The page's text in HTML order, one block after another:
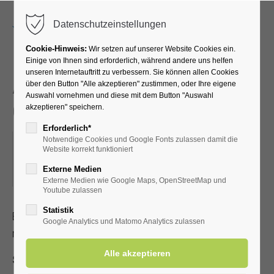
ANRADELN - Auftakt in
die Radsaison
26.04.2026, 13:00
KURHALLE
Erwitte eröffnet im Rahmen des „Anradelns im Kreis Soest“
mit einer geführte
Start: 13:00 Uhr Fahrradparkplatz an der Kurhalle
Datenschutzeinstellungen
Cookie-Hinweis: Wir setzen auf unserer Website Cookies ein.
Einige von Ihnen sind erforderlich, während andere uns helfen
unseren Internetauftritt zu verbessern. Sie können allen Cookies
über den Button "Alle akzeptieren" zustimmen, oder Ihre eigene
Auswahl vornehmen und diese mit dem Button "Auswahl
akzeptieren" speichern.
Erforderlich*
Notwendige Cookies und Google Fonts zulassen damit die
Website korrekt funktioniert
Externe Medien
Externe Medien wie Google Maps, OpenStreetMap und
Youtube zulassen
Statistik
Google Analytics und Matomo Analytics zulassen